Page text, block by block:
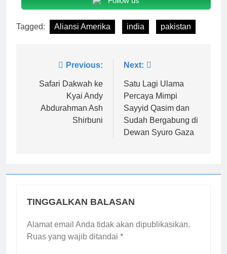
Tagged: Aliansi Amerika india pakistan
Navigasi
pos
Previous:
Safari Dakwah ke
Kyai Andy
Abdurahman Ash
Shirbuni
Next:
Satu Lagi Ulama
Percaya Mimpi
Sayyid Qasim dan
Sudah Bergabung di
Dewan Syuro Gaza
TINGGALKAN BALASAN
Alamat email Anda tidak akan dipublikasikan.
Ruas yang wajib ditandai *